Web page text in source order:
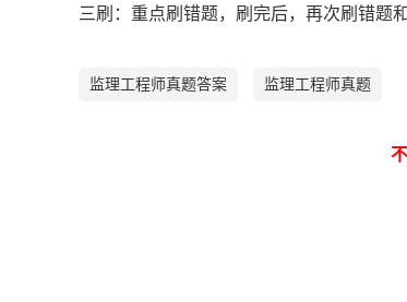
三刷：重点刷错题，刷完后，再次刷错题
监理工程师真题答案 监理工程师真题